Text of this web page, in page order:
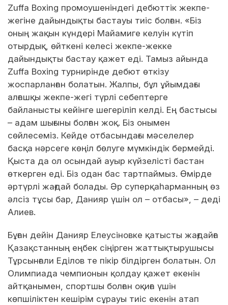
Zuffa Boxing промоушеніндегі дебюттік жекпе-
жегіне дайындықты бастауы тиіс болған. «Біз
оның жақын күндері Майамиге келуін күтіп
отырдық, өйткені келесі жекпе-жекке
дайындықты бастау қажет еді. Тамыз айында
Zuffa Boxing турнирінде дебют өткізу
жоспарланған болатын. Жалпы, бұл ұйымдағы
алғашқы жекпе-жегі түрлі себептерге
байланысты кейінге шегеріліп келді. Ең бастысы
– адам шығыны болған жоқ. Біз онымен
сөйлесеміз. Кейде отбасындағы мәселелер
басқа нәрсеге көңіл бөлуге мүмкіндік бермейді.
Қыста да ол осындай ауыр күйзелісті бастан
өткерген еді. Біз одан бас тартпаймыз. Өмірде
әртүрлі жағдай болады. Әр суперқаһарманның өз
әлсіз тұсы бар, Данияр үшін ол – отбасы», – деді
Алиев.
Бұған дейін Данияр Елеусіновке қатысты жағдайға
Қазақстанның еңбек сіңірген жаттықтырушысы
Тұрсынғали Еділов те пікір білдірген болатын. Ол
Олимпиада чемпионын қолдау қажет екенін
айтқанымен, спортшы болған оқиға үшін
көпшіліктен кешірім сұрауы тиіс екенін атап